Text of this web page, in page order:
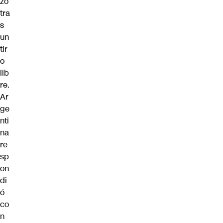
tra
s
un
tir
o
lib
re.
Ar
ge
nti
na
re
sp
on
di
ó
co
n